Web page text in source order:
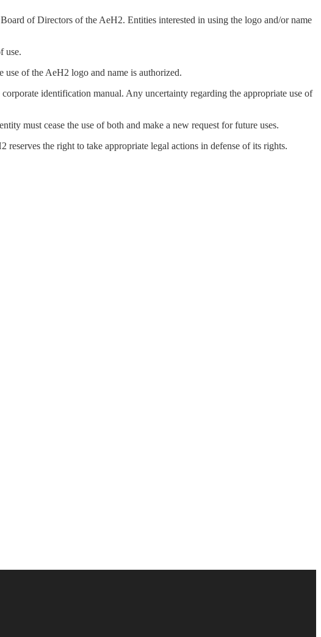
of Directors of the AeH2. Entities interested in using the logo and/or name
use.
of the AeH2 logo and name is authorized.
identification manual. Any uncertainty regarding the appropriate use of
must cease the use of both and make a new request for future uses.
the right to take appropriate legal actions in defense of its rights.